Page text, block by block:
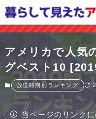
アメリカで人気
グベスト10
放送時期別ランキング
当ページのリンク